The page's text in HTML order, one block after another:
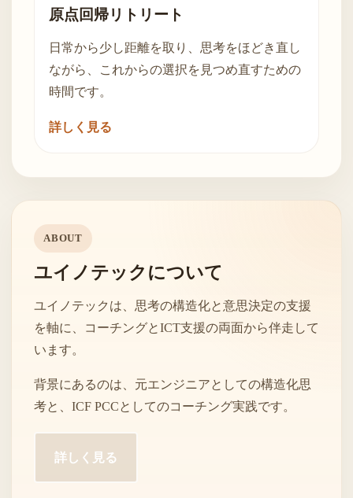
原点回帰リトリート
日常から少し距離を取り、思考をほどき直し
ながら、これからの選択を見つめ直すための
時間です。
詳しく見る
ABOUT
ユイノテックについて
ユイノテックは、思考の構造化と意思決定の支援
を軸に、コーチングとICT支援の両面から伴走して
います。
背景にあるのは、元エンジニアとしての構造化思
考と、ICF PCCとしてのコーチング実践です。
詳しく見る